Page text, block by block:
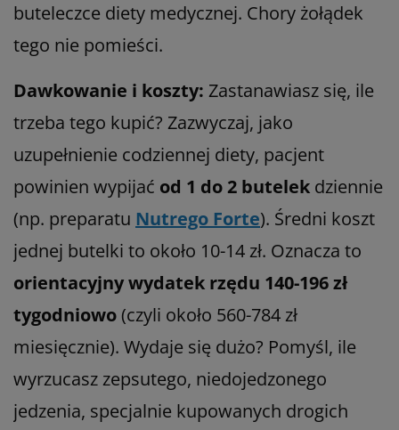
buteleczce diety medycznej. Chory żołądek
tego nie pomieści.
Dawkowanie i koszty: Zastanawiasz się, ile
trzeba tego kupić? Zazwyczaj, jako
uzupełnienie codziennej diety, pacjent
powinien wypijać od 1 do 2 butelek dziennie
(np. preparatu Nutrego Forte). Średni koszt
jednej butelki to około 10-14 zł. Oznacza to
orientacyjny wydatek rzędu 140-196 zł
tygodniowo (czyli około 560-784 zł
miesięcznie). Wydaje się dużo? Pomyśl, ile
wyrzucasz zepsutego, niedojedzonego
jedzenia, specjalnie kupowanych drogich